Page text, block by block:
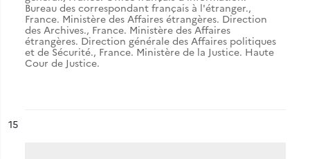
Bureau des correspondant français à l'étranger.,
France. Ministère des Affaires étrangères. Direction
des Archives., France. Ministère des Affaires
étrangères. Direction générale des Affaires politiques
et de Sécurité., France. Ministère de la Justice. Haute
Cour de Justice.
n°
15